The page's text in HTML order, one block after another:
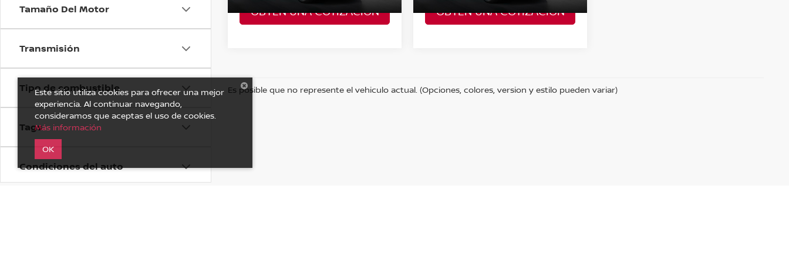
Tamaño Del Motor
Transmisión
Tipo de combustible
Tags
Condiciones del auto
OBTÉN UNA COTIZACIÓN OBTÉN UNA COTIZACIÓN
Es posible que no represente el vehiculo actual. (Opciones, colores, version y estilo pueden variar)
Este sitio utiliza cookies para ofrecer una mejor
experiencia. Al continuar navegando,
consideramos que aceptas el uso de cookies.
Más información
OK